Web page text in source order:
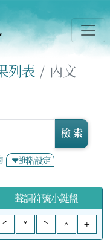
列表 內文
進階設定
檢 索
聲調符號小鍵盤
ˊ
ˇ ˋ ^ +